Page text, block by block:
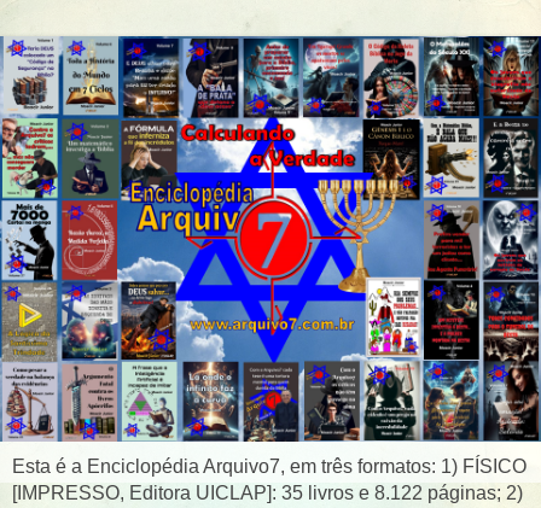
Esta é a Enciclopédia Arquivo7, em três formatos: 1) FÍSICO
[IMPRESSO, Editora UICLAP]: 35 livros e 8.122 páginas; 2)